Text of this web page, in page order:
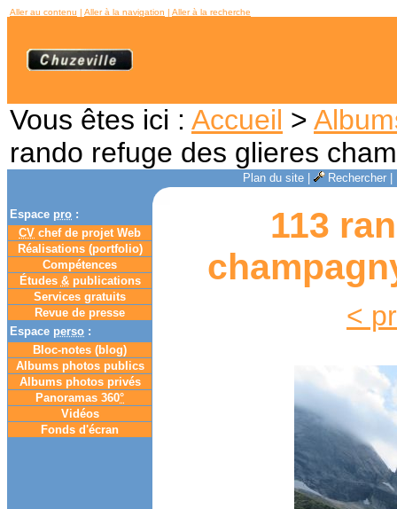
Aller au contenu | Aller à la navigation | Aller à la recherche
Vous êtes ici : Accueil >
rando refuge des glieres
Plan du site| Rechercher|
Espace pro :
CV chef de projet Web
Réalisations (portfolio)
Compétences
Études &publications
Services gratuits
Revue de presse
Espace perso :
Bloc-notes (blog)
Albums photos publics
Albums photos privés
Panoramas 360°
Vidéos
Fonds d'écran
113
<